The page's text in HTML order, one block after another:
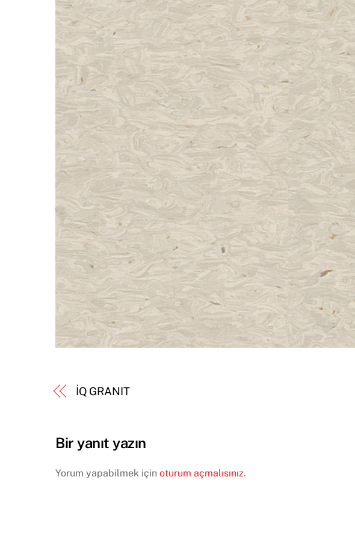
İQ GRANIT
Bir yanıt yazın
Yorum yapabilmek için oturum açmalısınız.